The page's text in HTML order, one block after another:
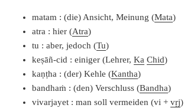
matam : (die) Ansicht, Meinung (Mata)
atra : hier (Atra)
tu : aber, jedoch (Tu)
keṣāñ-cid : einiger (Lehrer,Ka Chid)
kaṇṭha : (der) Kehle (Kantha)
bandhaṁ : (den) Verschluss (Bandha)
vivarjayet : man soll vermeiden (vi +vṛj)